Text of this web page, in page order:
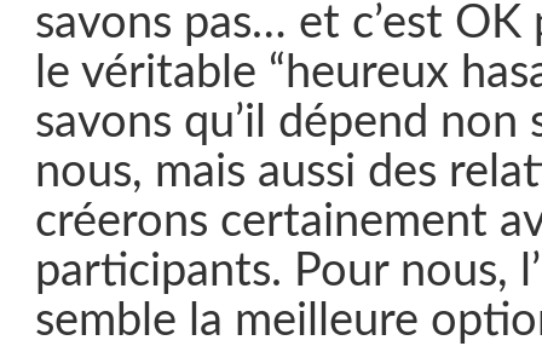
savons pas… et c’est OK
le véritable “heureux
savons qu’il dépend non
nous, mais aussi des
créerons certainement
participants. Pour nous,
semble la meilleure